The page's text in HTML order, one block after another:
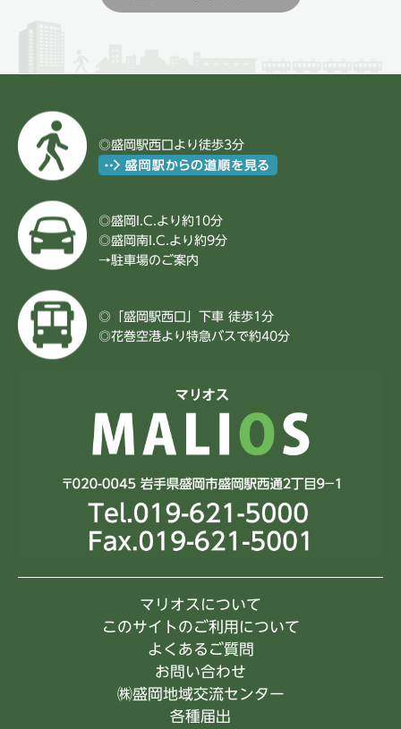
◎盛岡駅西口より徒歩3分
◎盛岡I.C.より約10分
◎盛岡南I.C.より約9分
→駐車場のご案内
◎「盛岡駅西口」下車 徒歩1分
◎花巻空港より特急バスで約40分
マリオスについて
このサイトのご利用について
よくあるご質問
お問い合わせ
㈱盛岡地域交流センター
各種届出